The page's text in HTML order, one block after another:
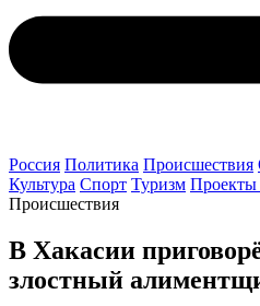
Россия Политика Происшествия
Культура Спорт Туризм
Происшествия
В Хакасии
злостный